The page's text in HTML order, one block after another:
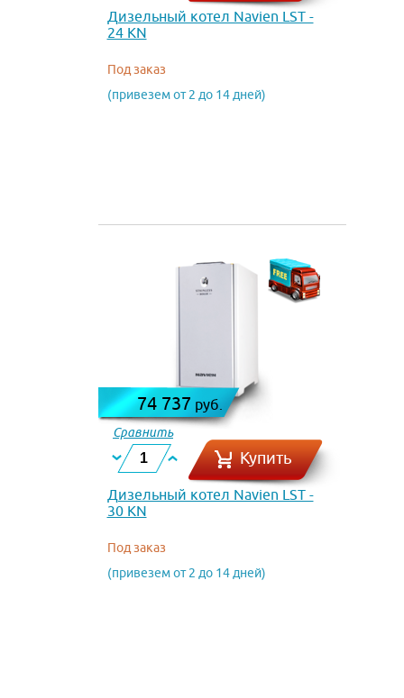
Дизельный котел Navien LST -
24 KN
Под заказ
(привезем от 2 до 14 дней)
74 737 руб.
Сравнить
Купить
Дизельный котел Navien LST -
30 KN
Под заказ
(привезем от 2 до 14 дней)